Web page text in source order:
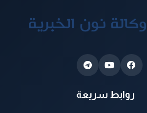
روابط سريعة